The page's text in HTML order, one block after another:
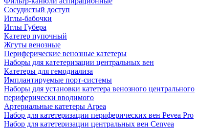
Сосудистый доступ
Иглы-бабочки
Иглы Губера
Катетер пупочный
Жгуты венозные
Периферические венозные катетеры
Наборы для катетеризации центральных вен
Катетеры для гемодиализа
Имплантируемые порт‑системы
Наборы для установки катетера венозного центрального
периферически вводимого
Артериальные катетеры Arpea
Набор для катетеризации периферических вен Pevea Pro
Набор для катетеризации центральных вен Cenvea